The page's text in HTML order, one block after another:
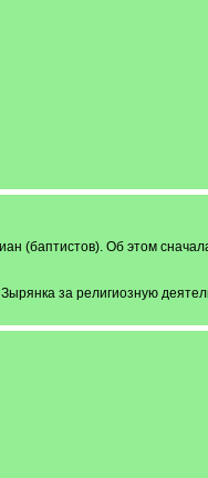
(баптистов). Об этом
за религиозную